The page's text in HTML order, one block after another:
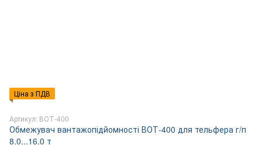
Ціна з ПДВ
Артикул: ВОТ-400
Обмежувач вантажопідйомності ВОТ-400 для тельфера г/п
8.0...16.0 т